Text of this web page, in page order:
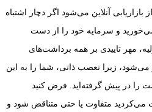
آنلاین می‌شود اگر دچار اشتباه
و سرمایه خود را از دست
مهر تاییدی بر همه برداشت‌های
می‌شود، زیرا تعصب ذاتی، شما را به این
را در پیش گرفته‌اید. فرض کنید
می‌کردید متفاوت یا حتی متناقض شود و